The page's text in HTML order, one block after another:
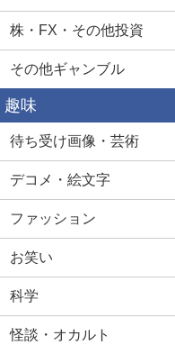
株・FX・その他投資
その他ギャンブル
趣味
待ち受け画像・芸術
デコメ・絵文字
ファッション
お笑い
科学
怪談・オカルト